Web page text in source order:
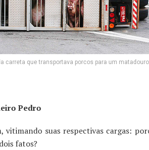
carreta que transportava porcos para um
Pedro
suas respectivas cargas:
fatos?